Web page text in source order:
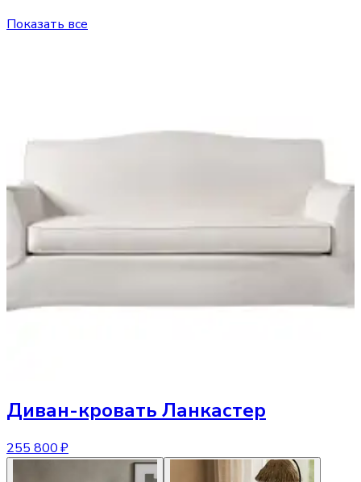
Показать все
Диван-кровать Ланкастер
255 800 ₽